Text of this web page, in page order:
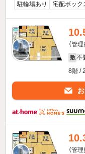
駐輪場あり 宅配ボック
（管
敷 不
8階 /
（管